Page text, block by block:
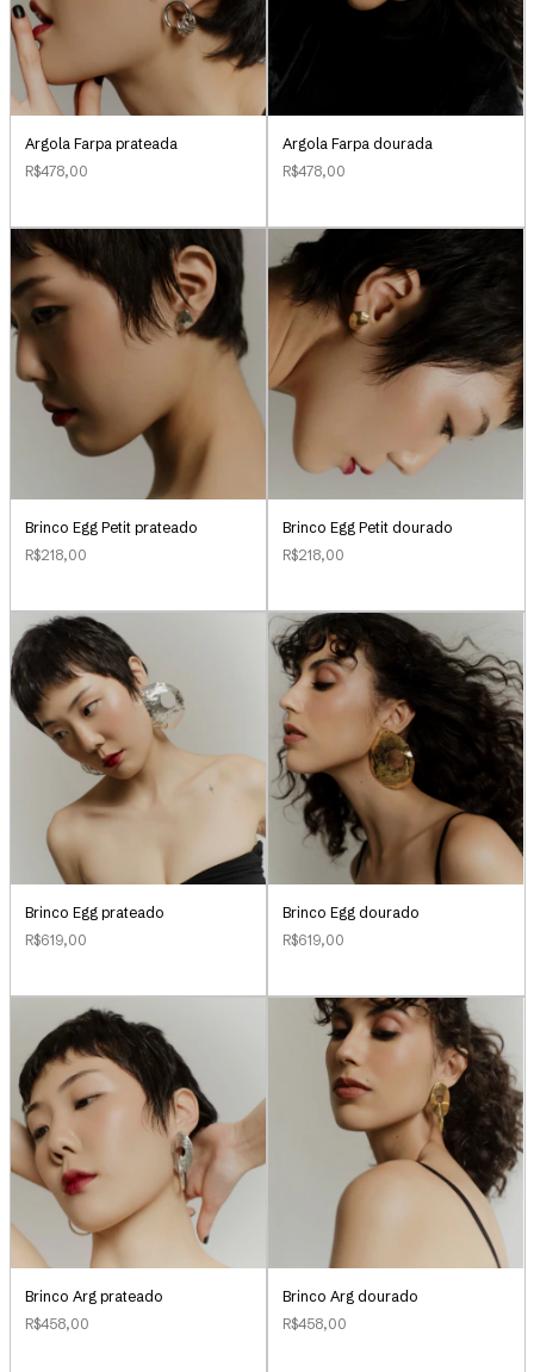
Argola Farpa prateada
R$478,00
Argola Farpa dourada
R$478,00
Brinco Egg Petit prateado
R$218,00
Brinco Egg Petit dourado
R$218,00
Brinco Egg prateado
R$619,00
Brinco Egg dourado
R$619,00
Brinco Arg prateado
R$458,00
Brinco Arg dourado
R$458,00